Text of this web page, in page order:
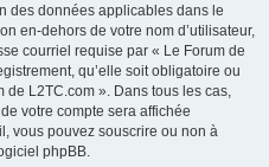
des données applicables dans le
en-dehors de votre nom d’utilisateur,
courriel requise par « Le Forum de
qu’elle soit obligatoire ou
L2TC.com ». Dans tous les cas,
votre compte sera affichée
vous pouvez souscrire ou non à
phpBB.